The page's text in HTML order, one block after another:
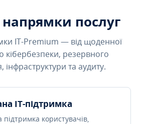
послуг
IT-Premium — від щоденної
кібербезпеки, резервного
інфраструктури та аудиту.
IT-підтримка
користувачів,